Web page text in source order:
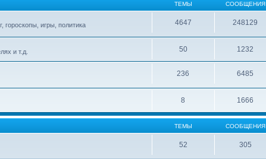
ТЕМЫ СООБЩЕНИЯ
гороскопы, игры, политика
4647 248129
и т.д. 50 1232
236 6485
8 1666
ТЕМЫ СООБЩЕНИЯ
52 305